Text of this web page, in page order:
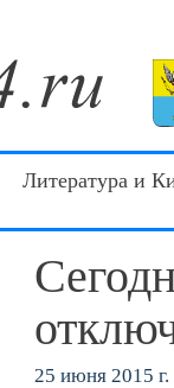
Литература и
25 июня 2015 г.